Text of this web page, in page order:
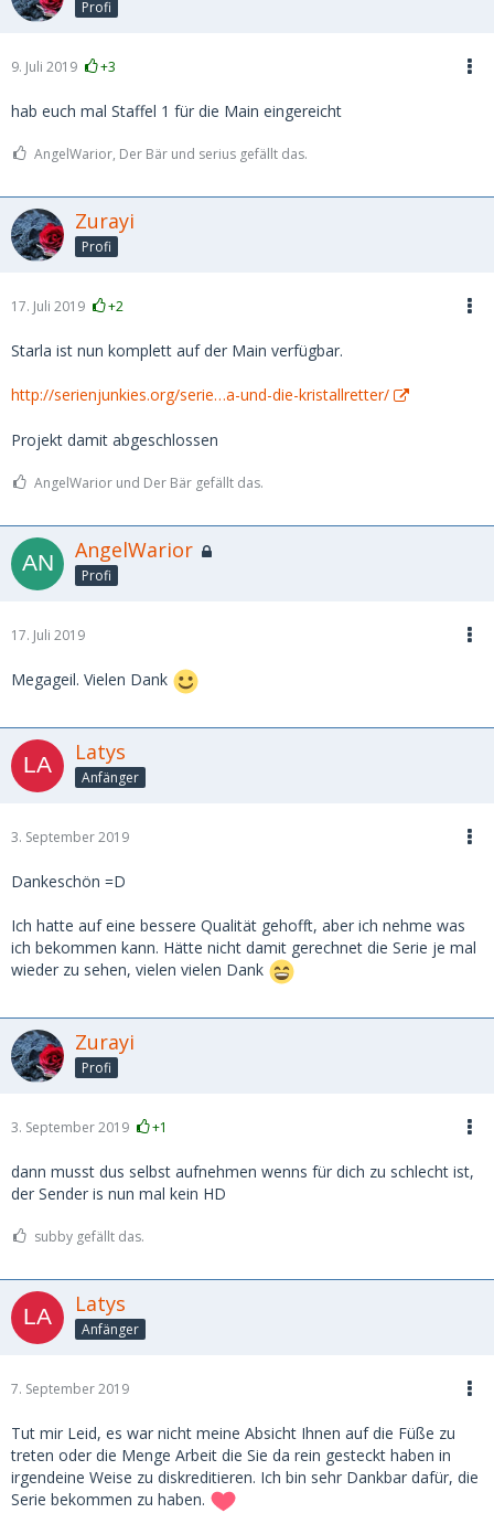
Profi
9. Juli 2019 +3
hab euch mal Staffel 1 für die Main eingereicht
AngelWarior, Der Bär und serius gefällt das.
Zurayi
Profi
17. Juli 2019 +2
Starla ist nun komplett auf der Main verfügbar.
http://serienjunkies.org/serie…a-und-die-kristallretter/
Projekt damit abgeschlossen
AngelWarior und Der Bär gefällt das.
AngelWarior
Profi
17. Juli 2019
Megageil. Vielen Dank
Latys
Anfänger
3. September 2019
Dankeschön =D
Ich hatte auf eine bessere Qualität gehofft, aber ich nehme was
ich bekommen kann. Hätte nicht damit gerechnet die Serie je mal
wieder zu sehen, vielen vielen Dank
Zurayi
Profi
3. September 2019 +1
dann musst dus selbst aufnehmen wenns für dich zu schlecht ist,
der Sender is nun mal kein HD
subby gefällt das.
Latys
Anfänger
7. September 2019
Tut mir Leid, es war nicht meine Absicht Ihnen auf die Füße zu
treten oder die Menge Arbeit die Sie da rein gesteckt haben in
irgendeine Weise zu diskreditieren. Ich bin sehr Dankbar dafür, die
Serie bekommen zu haben.